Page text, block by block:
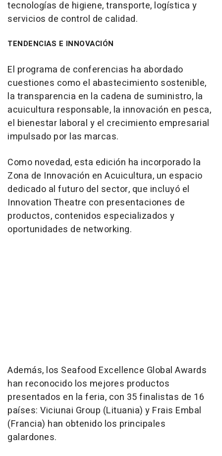
tecnologías de higiene, transporte, logística y
servicios de control de calidad.
TENDENCIAS E INNOVACIÓN
El programa de conferencias ha abordado
cuestiones como el abastecimiento sostenible,
la transparencia en la cadena de suministro, la
acuicultura responsable, la innovación en pesca,
el bienestar laboral y el crecimiento empresarial
impulsado por las marcas.
Como novedad, esta edición ha incorporado la
Zona de Innovación en Acuicultura, un espacio
dedicado al futuro del sector, que incluyó el
Innovation Theatre con presentaciones de
productos, contenidos especializados y
oportunidades de networking.
Además, los Seafood Excellence Global Awards
han reconocido los mejores productos
presentados en la feria, con 35 finalistas de 16
países: Viciunai Group (Lituania) y Frais Embal
(Francia) han obtenido los principales
galardones.